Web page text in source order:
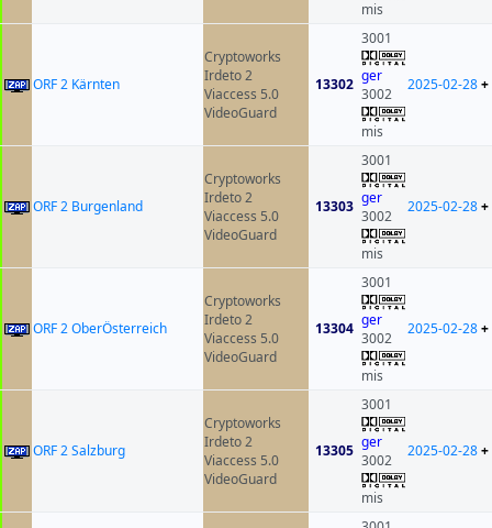
mis
ORF 2 Kärnten
Cryptoworks
Irdeto 2
Viaccess 5.0
VideoGuard
13302
3001
ger
3002
mis
2025-02-28+
ORF 2 Burgenland
Cryptoworks
Irdeto 2
Viaccess 5.0
VideoGuard
13303
3001
ger
3002
mis
2025-02-28+
ORF 2 OberÖsterreich
Cryptoworks
Irdeto 2
Viaccess 5.0
VideoGuard
13304
3001
ger
3002
mis
2025-02-28+
ORF 2 Salzburg
Cryptoworks
Irdeto 2
Viaccess 5.0
VideoGuard
13305
3001
ger
3002
mis
2025-02-28+